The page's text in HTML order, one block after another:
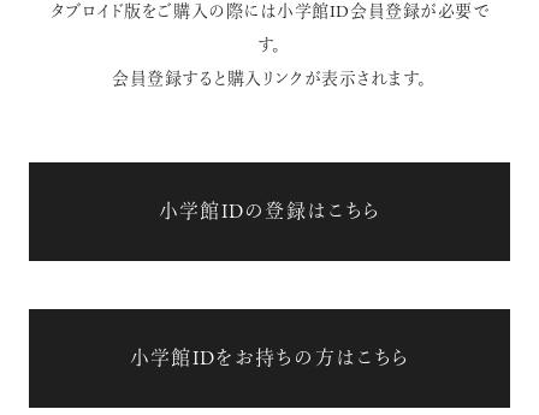
タブロイド版をご購入の際には小学館ID会員登録が必要で
す。
会員登録すると購入リンクが表示されます。
小学館IDの登録はこちら
小学館IDをお持ちの方はこちら